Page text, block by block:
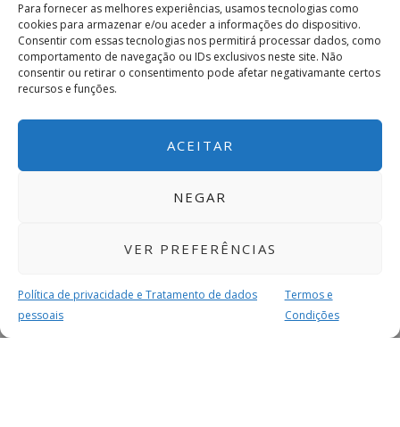
Para fornecer as melhores experiências, usamos tecnologias como
cookies para armazenar e/ou aceder a informações do dispositivo.
Consentir com essas tecnologias nos permitirá processar dados, como
comportamento de navegação ou IDs exclusivos neste site. Não
consentir ou retirar o consentimento pode afetar negativamante certos
recursos e funções.
ACEITAR
NEGAR
VER PREFERÊNCIAS
Política de privacidade e Tratamento de dados
pessoais
Termos e
Condições